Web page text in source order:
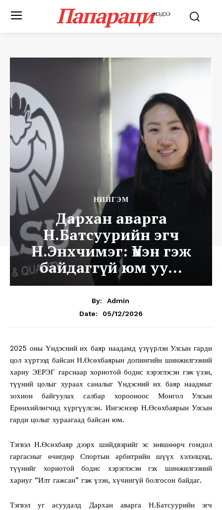
ПапарациМЭДЭЭ
НИЙГЭМ
Дархан аварга
Н.Батсуурийн эгч
Н.Энхчимэг: Үнэн гэж
байдаггүй юм уу…
By:
Admin
Date:
05/12/2026
2025 оны Үндэсний их баяр наадамд үзүүрлэн Улсын гарди
цол хүртээд байсан Н.Өсөхбаярын допингийн шинжилгээний
хариу ЭЕРЭГ гарснаар хориотой бодис хэрэглэсэн гэж үзэн,
түүний цолыг хураах саналыг Үндэсний их баяр наадмыг
зохион байгуулах салбар хорооноос Монгол Улсын
Ерөнхийлөгчид хүргүүлсэн. Ингэснээр Н.Өсөхбаярын Улсын
гарди цолыг хураагаад байсан юм.
Тэгвэл Н.Өсөхбаяр дээрх шийдвэрийг эс зөвшөөрч гомдол
гаргасныг өчигдөр Спортын арбитрийн шүүх хэлэлцээд,
түүнийг хориотой бодис хэрэглэсэн гэх шинжилгээний
хариуг “Илт гажсан” гэж үзэн, хүчингүй болгосон байдаг.
Тэгвэл уг асуудалд Дархан аварга Н.Батсуурийн эгч